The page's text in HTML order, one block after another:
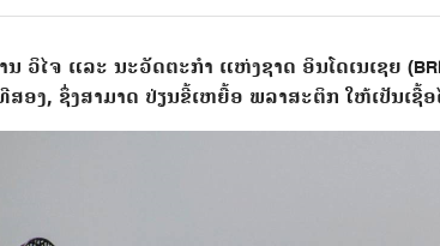
ນ ວິໄຈ ແລະ ນະວັດຕະກຳ ແຫ່ງຊາດ ອິນໂດເນເຊຍ
ສອງ, ຊຶ່ງສາມາດ ປ່ຽນຂີ້ເຫຍື້ອ ພລາສະຕິກ ໃຫ້ເປັນເຊື້